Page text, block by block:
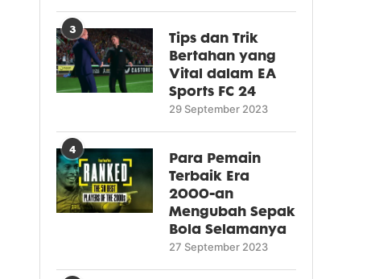
3
Tips dan Trik
Bertahan yang
Vital dalam EA
Sports FC 24
29 September 2023
4
Para Pemain
Terbaik Era
2000-an
Mengubah Sepak
Bola Selamanya
27 September 2023